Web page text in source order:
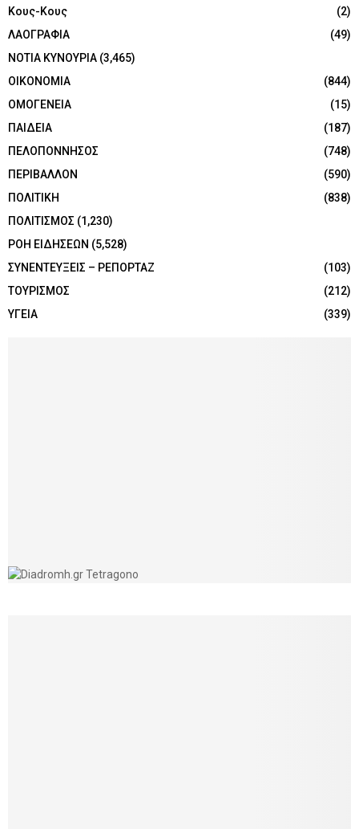
Κους-Κους
(2)
ΛΑΟΓΡΑΦΙΑ
(49)
ΝΟΤΙΑ ΚΥΝΟΥΡΙΑ (3,465)
ΟΙΚΟΝΟΜΙΑ
(844)
ΟΜΟΓΕΝΕΙΑ
(15)
ΠΑΙΔΕΙΑ
(187)
ΠΕΛΟΠΟΝΝΗΣΟΣ
(748)
ΠΕΡΙΒΑΛΛΟΝ
(590)
ΠΟΛΙΤΙΚΗ
(838)
ΠΟΛΙΤΙΣΜΟΣ (1,230)
ΡΟΗ ΕΙΔΗΣΕΩΝ (5,528)
ΣΥΝΕΝΤΕΥΞΕΙΣ – ΡΕΠΟΡΤΑΖ
(103)
ΤΟΥΡΙΣΜΟΣ
(212)
ΥΓΕΙΑ
(339)